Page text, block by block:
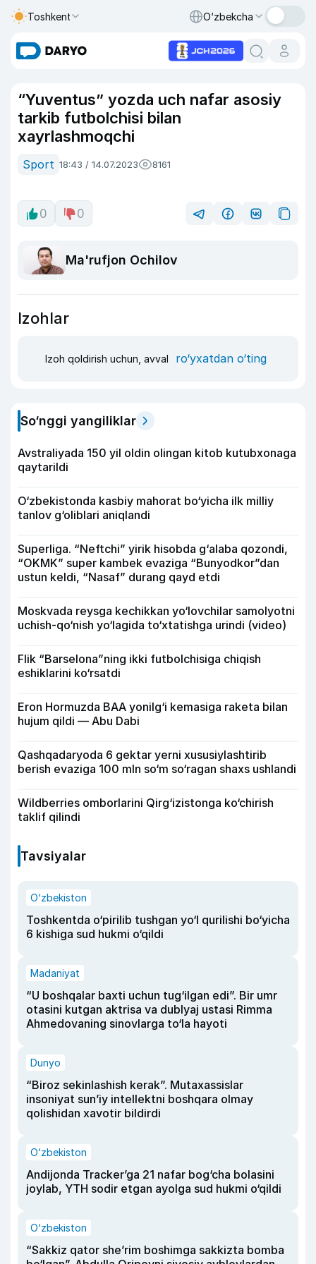
Toshkent O‘zbekcha
“Yuventus” yozda uch nafar asosiy
tarkib futbolchisi bilan
xayrlashmoqchi
Sport 18:43 / 14.07.2023 8161
0 0
Ma'rufjon Ochilov
Izohlar
Izoh qoldirish uchun, avval ro‘yxatdan o‘ting
So‘nggi yangiliklar
Avstraliyada 150 yil oldin olingan kitob kutubxonaga
qaytarildi
O‘zbekistonda kasbiy mahorat bo‘yicha ilk milliy
tanlov g‘oliblari aniqlandi
Superliga. “Neftchi” yirik hisobda g‘alaba qozondi,
“OKMK” super kambek evaziga “Bunyodkor”dan
ustun keldi, “Nasaf” durang qayd etdi
Moskvada reysga kechikkan yo‘lovchilar samolyotni
uchish-qo‘nish yo‘lagida to‘xtatishga urindi (video)
Flik “Barselona”ning ikki futbolchisiga chiqish
eshiklarini ko‘rsatdi
Eron Hormuzda BAA yonilg‘i kemasiga raketa bilan
hujum qildi — Abu Dabi
Qashqadaryoda 6 gektar yerni xususiylashtirib
berish evaziga 100 mln so‘m so‘ragan shaxs ushlandi
Wildberries omborlarini Qirg‘izistonga ko‘chirish
taklif qilindi
Tavsiyalar
O‘zbekiston
Toshkentda o‘pirilib tushgan yo‘l qurilishi bo‘yicha
6 kishiga sud hukmi o‘qildi
Madaniyat
“U boshqalar baxti uchun tug‘ilgan edi”. Bir umr
otasini kutgan aktrisa va dublyaj ustasi Rimma
Ahmedovaning sinovlarga to‘la hayoti
Dunyo
“Biroz sekinlashish kerak”. Mutaxassislar
insoniyat sun’iy intellektni boshqara olmay
qolishidan xavotir bildirdi
O‘zbekiston
Andijonda Tracker’ga 21 nafar bog‘cha bolasini
joylab, YTH sodir etgan ayolga sud hukmi o‘qildi
O‘zbekiston
“Sakkiz qator she’rim boshimga sakkizta bomba